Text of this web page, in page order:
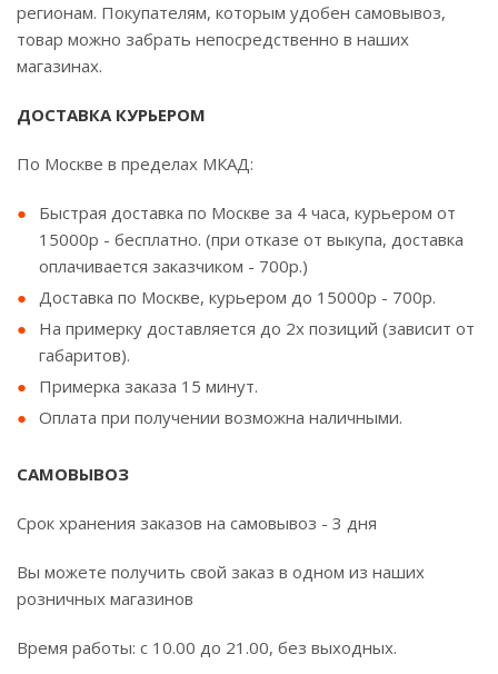
регионам. Покупателям, которым удобен самовывоз,
товар можно забрать непосредственно в наших
магазинах.
ДОСТАВКА КУРЬЕРОМ
По Москве в пределах МКАД:
Быстрая доставка по Москве за 4 часа, курьером от
15000р - бесплатно. (при отказе от выкупа, доставка
оплачивается заказчиком - 700р.)
Доставка по Москве, курьером до 15000р - 700р.
На примерку доставляется до 2х позиций (зависит от
габаритов).
Примерка заказа 15 минут.
Оплата при получении возможна наличными.
САМОВЫВОЗ
Срок хранения заказов на самовывоз - 3 дня
Вы можете получить свой заказ в одном из наших
розничных магазинов
Время работы: с 10.00 до 21.00, без выходных.